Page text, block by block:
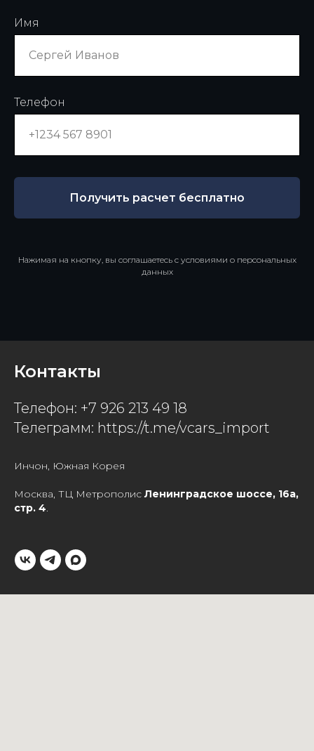
Имя
Телефон
Получить расчет бесплатно
Нажимая на кнопку, вы соглашаетесь с условиями о персональных
данных
Контакты
Телефон: +7 926 213 49 18
Телеграмм: https://t.me/vcars_import
Инчон, Южная Корея
Москва, ТЦ Метрополис Ленинградское шоссе, 16а,
стр. 4.